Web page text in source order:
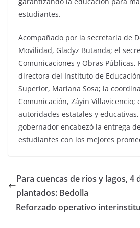
estudiantes.
Acompañado por la secretaria de
Movilidad, Gladyz Butanda; el
Comunicaciones y Obras Públicas,
directora del Instituto de
Superior, Mariana Sosa; la
Comunicación, Záyin Villavicencio;
autoridades estatales y
gobernador encabezó la entrega
estudiantes con los mejores
Para cuencas de ríos y lagos, 4
plantados: Bedolla
Reforzado operativo